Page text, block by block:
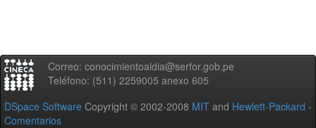
Correo: conocimientoaldia@serfor.gob.pe
Teléfono: (511) 2259005 anexo 605
DSpace Software Copyright © 2002-2008 MIT and Hewlett-Packard -
Comentarios